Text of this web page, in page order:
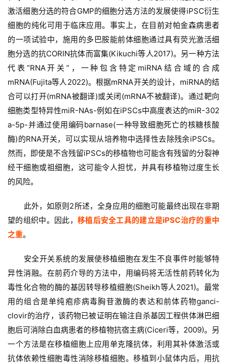
激活细胞分选的符合GMP的细胞分选方法的发展使得iPSC衍生
细胞的纯化可用于临床应用。事实上，在目前对帕金森病患者
的一项试验中，施用的多巴胺能前体细胞通过具有荧光激活细
胞分选的抗CORIN抗体而富集(Kikuchi等人2017)。另一种方法
代表“RNA开关”，一种包含特定miRNA结合域的合成
mRNA(Fujita等人2022)。根据mRNA开关的设计，miRNA的结
合可以打开(mRNA被翻译)或关闭(mRNA不被翻译)。通过靶向
细胞类型特异性miR-NAs-例如在iPSCs中高度表达的miR-302
a-5p-并通过使用编码barnase(一种导致细胞死亡的核糖核酸
酶)的RNA开关，可以实现从培养物中选择性去除残余iPSCs。
然而，即使是不含残留iPSCs的移植物也可能含有残留的分裂神
经干细胞或祖细胞，这可能令人担忧，并具有移植物过度生长
的风险。
此外，如原则2所述，全身应用的细胞可能最终出现在非期
望的组织中。因此， 移植后安全工具的建立是iPSC治疗的重中
之重。
安全开关系统的发展使移植细胞在发生不良事件时能够特
异性消融。在前药介导的方法中，用编码将无活性前药转化为
毒性化合物的酶的基因转导移植细胞(Sheikh等人2021)。最常
用的组合是单纯疱疹病毒胸苷激酶的表达和前体药物ganci-
clovir的治疗，该药物已被证明在输注自杀基因工程供体淋巴细
胞后可消除白血病患者的移植物抗宿主病(Ciceri等，2009)。另
一个方法是在移植细胞上应用单克隆抗体，利用其补体激活或
抗体依赖性细胞毒性消除移植细胞。移植到小鼠体内后，用抗